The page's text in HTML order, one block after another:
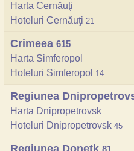
Harta Cernăuţi
Hoteluri Cernăuţi 21
Crimeea 615
Harta Simferopol
Hoteluri Simferopol 14
Regiunea
Harta Dnipropetrovsk
Hoteluri Dnipropetrovsk 45
Regiunea Doneţk